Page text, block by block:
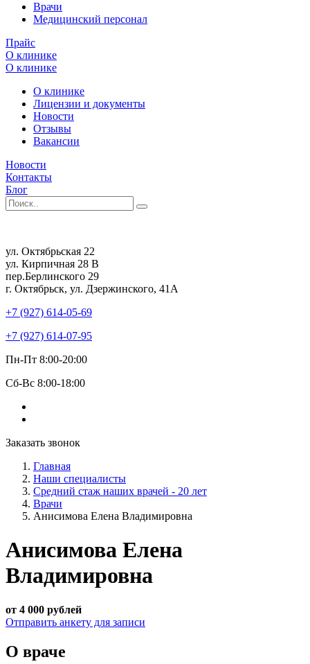
Врачи
Медицинский персонал
Прайс
О клинике
О клинике
О клинике
Лицензии и документы
Новости
Отзывы
Вакансии
Новости
Контакты
Блог
ул. Октябрьская 22
ул. Кирпичная 28 В
пер.Берлинского 29
г. Октябрьск, ул. Дзержинского, 41А
+7 (927) 614-05-69
+7 (927) 614-07-95
Пн-Пт 8:00-20:00
Сб-Вс 8:00-18:00
Заказать звонок
Главная
Наши специалисты
Средний стаж наших врачей - 20 лет
Врачи
Анисимова Елена Владимировна
Анисимова Елена
Владимировна
от 4 000 рублей
Отправить анкету для записи
О враче